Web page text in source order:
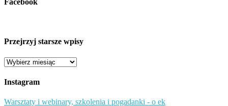
Przejrzyj starsze wpisy
Przejrzyj
wpisy
Instagram
Warsztaty i webinary, szkolenia i pogadanki - o ek